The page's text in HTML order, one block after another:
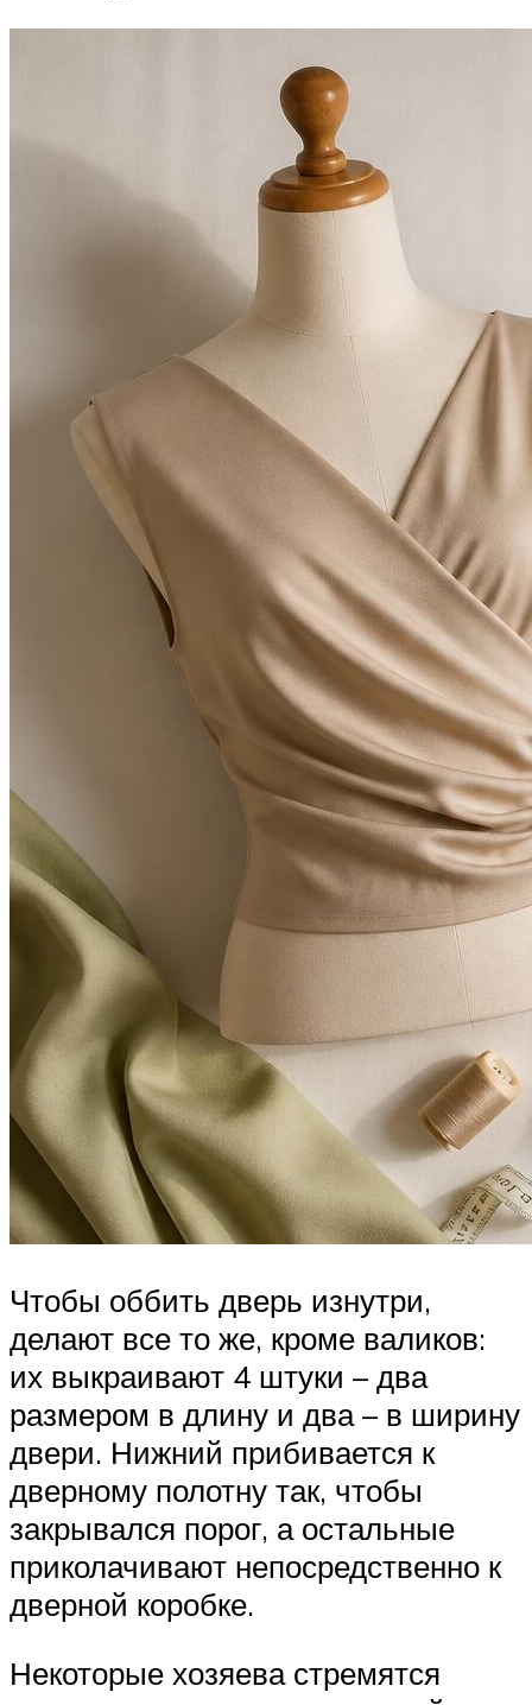
Чтобы оббить дверь изнутри,
делают все то же, кроме валиков:
их выкраивают 4 штуки – два
размером в длину и два – в ширину
двери. Нижний прибивается к
дверному полотну так, чтобы
закрывался порог, а остальные
приколачивают непосредственно к
дверной коробке.
Некоторые хозяева стремятся